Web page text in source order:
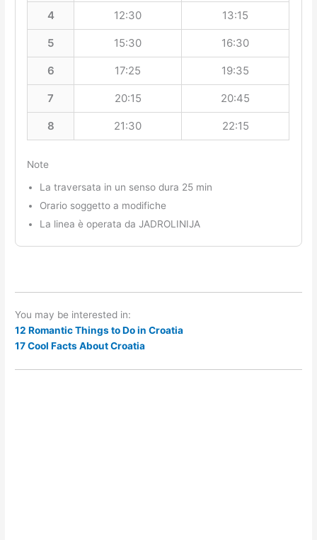
4 12:30 13:15
5 15:30 16:30
6 17:25 19:35
7 20:15 20:45
8 21:30 22:15
Note
La traversata in un senso dura 25 min
Orario soggetto a modifiche
La linea è operata da JADROLINIJA
You may be interested in:
12 Romantic Things to Do in Croatia
17 Cool Facts About Croatia